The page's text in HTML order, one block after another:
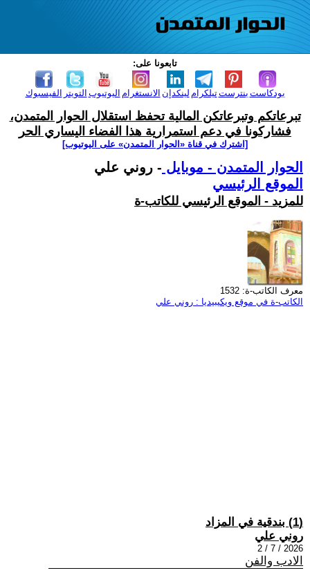
تابعونا على:
الفيسبوك التويتر اليوتيوب الانستغرام لينكدإن تيلكرامبنترست بودكاست
تبرعاتكم وتبرعاتكن المالية تحفظ استقلال الحوار المتمدن،
فشاركونا في دعم استمرارية هذا الفضاء اليساري الحر
[اشترك في قناة ‫«الحوار المتمدن» على اليوتيوب]
الحوار المتمدن - موبايل - روني علي
الموقع الرئيسي
للمزيد - الموقع الرئيسي للكاتب-ة
معرف الكاتب-ة: 1532
الكاتب-ة في موقع ويكيبيديا : روني علي
(1) بندقية في المزاد
روني علي
2026 / 7 / 2
الادب والفن